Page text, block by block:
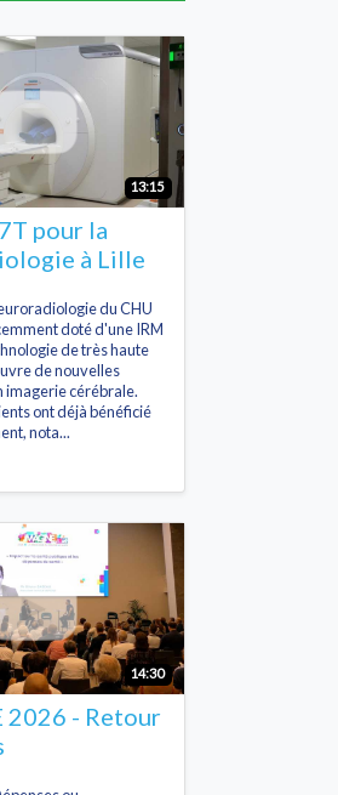
13:15
pour la
à Lille
du CHU
doté d'une IRM
de très haute
de nouvelles
imagerie cérébrale.
ont déjà bénéficié
nota...
14:30
2026 - Retour